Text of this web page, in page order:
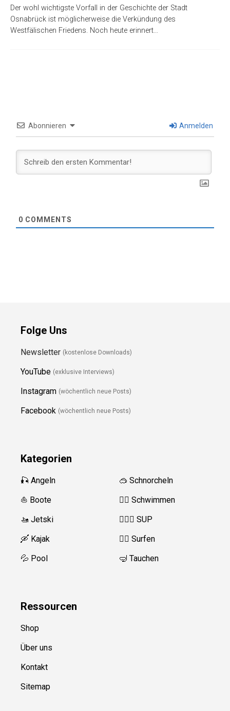
Der wohl wichtigste Vorfall in der Geschichte der Stadt
Osnabrück ist möglicherweise die Verkündung des
Westfälischen Friedens. Noch heute erinnert…
Abonnieren Anmelden
0 COMMENTS
Folge Uns
Newsletter (kostenlose Downloads)
YouTube (exklusive Interviews)
Instagram (wöchentlich neue Posts)
Facebook (wöchentlich neue Posts)
Kategorien
🎣 Angeln
⛵️ Boote
🚤 Jetski
🛶 Kajak
💦 Pool
🥽 Schnorcheln
🏊‍♂️ Schwimmen
🏄‍♀️🛶 SUP
🏄‍♂️ Surfen
🤿 Tauchen
Ressourcen
Shop
Über uns
Kontakt
Sitemap